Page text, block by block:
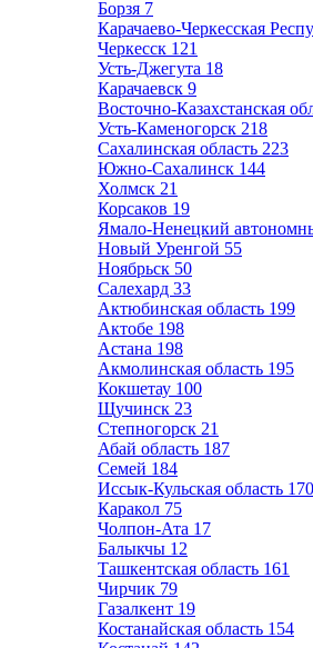
Борзя 7
Карачаево-Черкесская
Черкесск 121
Усть-Джегута 18
Карачаевск 9
Восточно-Казахстанская
Усть-Каменогорск 218
Сахалинская область 223
Южно-Сахалинск 144
Холмск 21
Корсаков 19
Ямало-Ненецкий
Новый Уренгой 55
Ноябрьск 50
Салехард 33
Актюбинская область 199
Актобе 198
Астана 198
Акмолинская область 195
Кокшетау 100
Щучинск 23
Степногорск 21
Абай область 187
Семей 184
Иссык-Кульская область 170
Каракол 75
Чолпон-Ата 17
Балыкчы 12
Ташкентская область 161
Чирчик 79
Газалкент 19
Костанайская область 154